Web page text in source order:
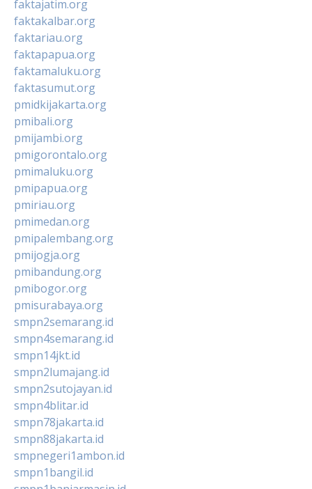
faktajatim.org
faktakalbar.org
faktariau.org
faktapapua.org
faktamaluku.org
faktasumut.org
pmidkijakarta.org
pmibali.org
pmijambi.org
pmigorontalo.org
pmimaluku.org
pmipapua.org
pmiriau.org
pmimedan.org
pmipalembang.org
pmijogja.org
pmibandung.org
pmibogor.org
pmisurabaya.org
smpn2semarang.id
smpn4semarang.id
smpn14jkt.id
smpn2lumajang.id
smpn2sutojayan.id
smpn4blitar.id
smpn78jakarta.id
smpn88jakarta.id
smpnegeri1ambon.id
smpn1bangil.id